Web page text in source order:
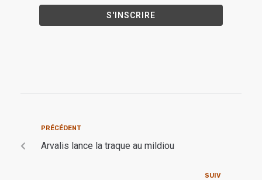
PRÉCÉDENT
Arvalis lance la traque au mildiou
SUIV